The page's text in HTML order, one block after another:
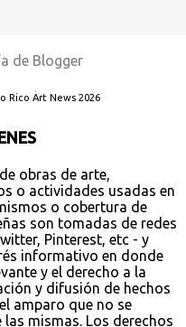
de Blogger
Rico Art News 2026
obras de arte,
o actividades usadas en
o cobertura de
son tomadas de redes
Pinterest, etc - y
informativo en donde
y el derecho a la
y difusión de hechos
amparo que no se
mismas. Los derechos